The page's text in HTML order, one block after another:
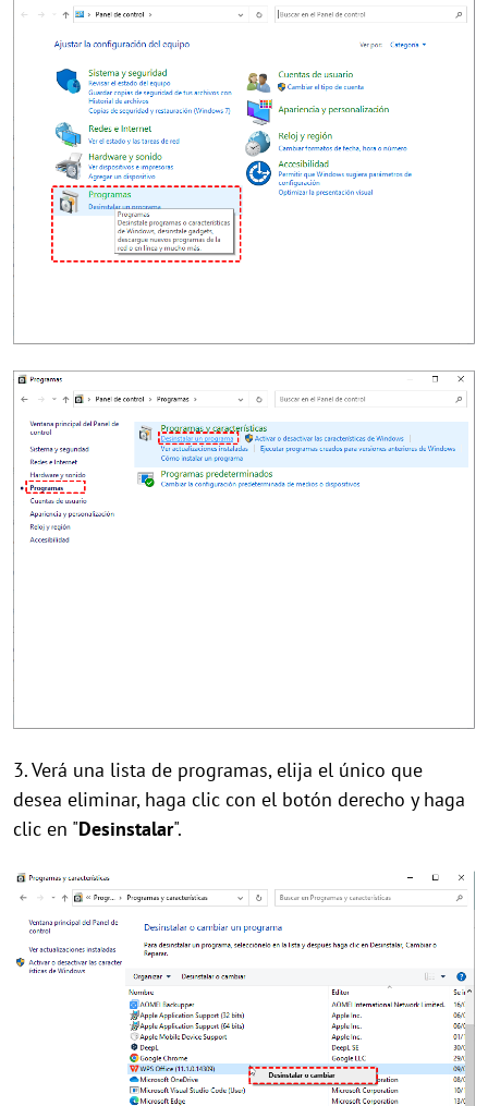
3. Verá una lista de programas, elija el único que
desea eliminar, haga clic con el botón derecho y haga
clic en "Desinstalar".